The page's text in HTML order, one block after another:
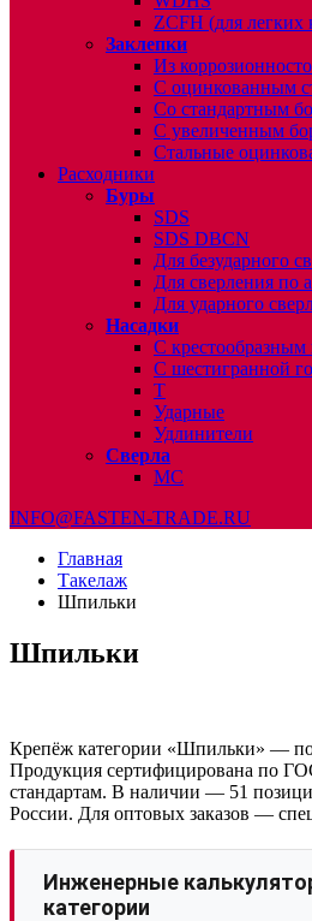
ZCFH (для легких
Заклепки
Из
С оцинкованным
Со стандартным
С увеличенным
Стальные
Расходники
Буры
SDS
SDS DBCN
Для безударного
Для сверления по
Для ударного
Насадки
С
С шестигранной
T
Ударные
Удлинители
Сверла
МС
INFO@FASTEN-TRADE.RU
Главная
Такелаж
Шпильки
Шпильки
Крепёж категории «Шпильки» —
Продукция сертифицирована по
стандартам. В наличии — 51
России. Для оптовых заказов —
Инженерные
категории